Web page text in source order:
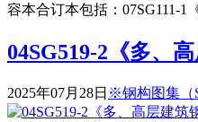
容本合订本包括：07SG111-
04SG519-2《多、
2025年07月28日 ※钢构图集（